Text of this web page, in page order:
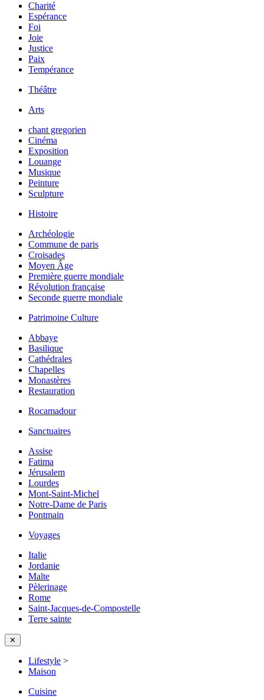
Charité
Espérance
Foi
Joie
Justice
Paix
Tempérance
Théâtre
Arts
chant gregorien
Cinéma
Exposition
Louange
Musique
Peinture
Sculpture
Histoire
Archéologie
Commune de paris
Croisades
Moyen Âge
Première guerre mondiale
Révolution française
Seconde guerre mondiale
Patrimoine Culture
Abbaye
Basilique
Cathédrales
Chapelles
Monastères
Restauration
Rocamadour
Sanctuaires
Assise
Fatima
Jérusalem
Lourdes
Mont-Saint-Michel
Notre-Dame de Paris
Pontmain
Voyages
Italie
Jordanie
Malte
Pèlerinage
Rome
Saint-Jacques-de-Compostelle
Terre sainte
✕
Lifestyle >
Maison
Cuisine